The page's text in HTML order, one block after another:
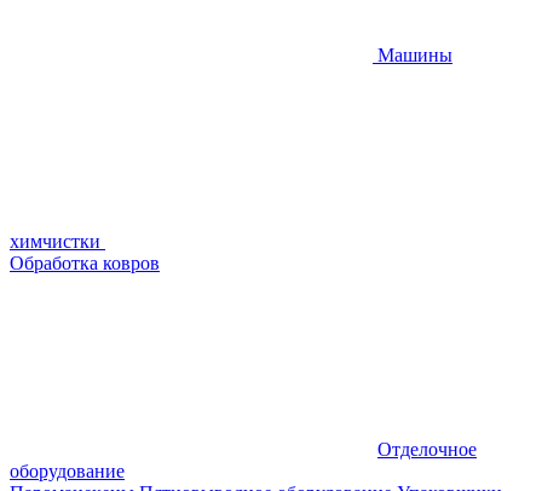
Машины
химчистки
Обработка ковров
Отделочное
оборудование